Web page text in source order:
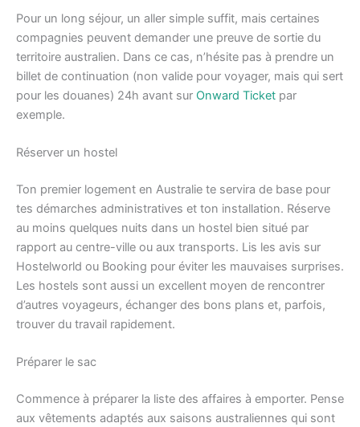
Pour un long séjour, un aller simple suffit, mais certaines
compagnies peuvent demander une preuve de sortie du
territoire australien. Dans ce cas, n’hésite pas à prendre un
billet de continuation (non valide pour voyager, mais qui sert
pour les douanes) 24h avant sur Onward Ticket par
exemple.
Réserver un hostel
Ton premier logement en Australie te servira de base pour
tes démarches administratives et ton installation. Réserve
au moins quelques nuits dans un hostel bien situé par
rapport au centre-ville ou aux transports. Lis les avis sur
Hostelworld ou Booking pour éviter les mauvaises surprises.
Les hostels sont aussi un excellent moyen de rencontrer
d’autres voyageurs, échanger des bons plans et, parfois,
trouver du travail rapidement.
Préparer le sac
Commence à préparer la liste des affaires à emporter. Pense
aux vêtements adaptés aux saisons australiennes qui sont